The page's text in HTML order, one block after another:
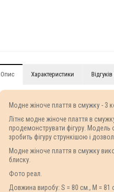
Опис Характеристики
Модне жіноче плаття в смужку - 3
Літнє модне жіноче плаття в
продемонструвати фігуру. Модель
зробить фігуру стрункішою і
Модне жіноче плаття в смужку
блиску.
Фото реал.
Довжина виробу: S = 80 см., M = 81